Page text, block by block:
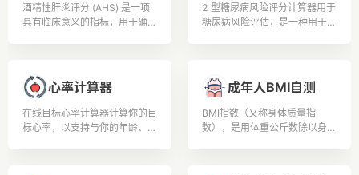
酒精性肝炎评分 (AHS) 是一项
具有临床意义的指标，用于确定
2 型糖尿病风险评分计算器用于
糖尿病风险评估，是一种用于估
心率计算器
在线目标心率计算器计算你的目
标心率，以支持与你的年龄、体
成年人BMI自测
BMI指数（又称身体质量指
数），是用体重公斤数除以身高